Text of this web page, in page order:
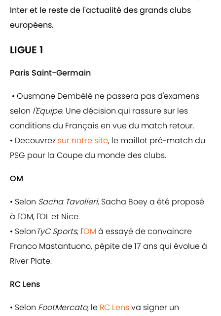
Inter et le reste de l'actualité des grands clubs
européens.
LIGUE 1
Paris Saint-Germain
• Ousmane Dembélé ne passera pas d'examens
selon l'Equipe. Une décision qui rassure sur les
conditions du Français en vue du match retour.
• Decouvrez sur notre site, le maillot pré-match du
PSG pour la Coupe du monde des clubs.
OM
• Selon Sacha Tavolieri, Sacha Boey a été proposé
à l'OM, l'OL et Nice.
• SelonTyC Sports, l'OMà essayé de convaincre
Franco Mastantuono, pépite de 17 ans qui évolue à
River Plate.
RC Lens
• Selon FootMercato, le RC Lensva signer un